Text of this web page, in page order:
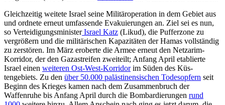
Gleichzeitig weitete Israel seine Militär­operation in dem Gebiet aus
und ordnete erneut umfassende Evakuierungen an. Ziel sei es nun,
so VerteidigungsministerIsrael Katz (Likud), die Pufferzone zu
vergrößern und die militärischen Kapazitäten der Hamas vollständig
zu zerstören. Im März eroberte die Armee erneut den Netzarim-
Korridor, der den Gazastreifen zweiteilt; Anfang April etablierte
Israel einen weite­ren Ost-West-Korridorim Süden des Küs­
tengebiets. Zu den über 50.000 palästinensischen Todesopfern seit
Beginn des Krieges kamen nach dem Zusammenbruch der
Waffenruhe bis Anfang April durch die Bombardierungen rund